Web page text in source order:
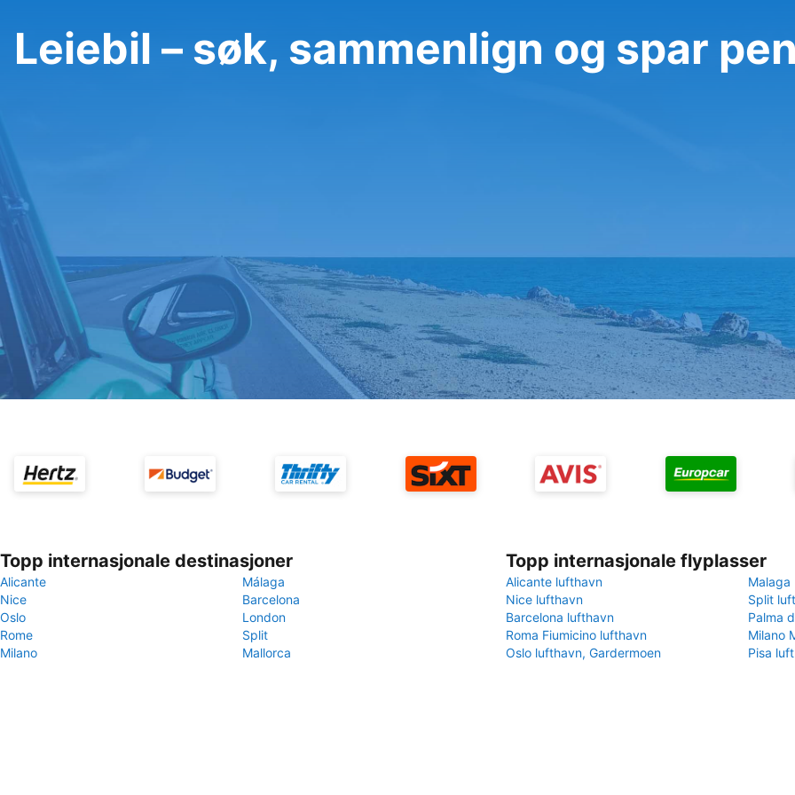
Leiebil – søk, sammenlign og spar
Topp internasjonale destinasjoner
Alicante
Málaga
Nice
Barcelona
Oslo
London
Rome
Split
Milano
Mallorca
Topp internasjonale flyplasser
Alicante lufthavn
Malaga
Nice lufthavn
Split
Barcelona lufthavn
Palma
Roma Fiumicino lufthavn
Milano
Oslo lufthavn, Gardermoen
Pisa